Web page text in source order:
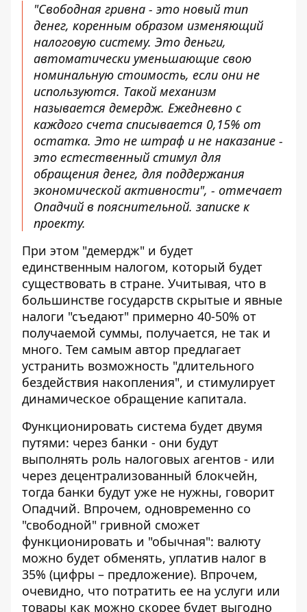
"Свободная гривна - это новый тип
денег, коренным образом изменяющий
налоговую систему. Это деньги,
автоматически уменьшающие свою
номинальную стоимость, если они не
используются. Такой механизм
называется демердж. Ежедневно с
каждого счета списывается 0,15% от
остатка. Это не штраф и не наказание -
это естественный стимул для
обращения денег, для поддержания
экономической активности", - отмечает
Опадчий в пояснительной. записке к
проекту.
При этом "демердж" и будет
единственным налогом, который будет
существовать в стране. Учитывая, что в
большинстве государств скрытые и явные
налоги "съедают" примерно 40-50% от
получаемой суммы, получается, не так и
много. Тем самым автор предлагает
устранить возможность "длительного
бездействия накопления", и стимулирует
динамическое обращение капитала.
Функционировать система будет двумя
путями: через банки - они будут
выполнять роль налоговых агентов - или
через децентрализованный блокчейн,
тогда банки будут уже не нужны, говорит
Опадчий. Впрочем, одновременно со
"свободной" гривной сможет
функционировать и "обычная": валюту
можно будет обменять, уплатив налог в
35% (цифры – предложение). Впрочем,
очевидно, что потратить ее на услуги или
товары как можно скорее будет выгодно